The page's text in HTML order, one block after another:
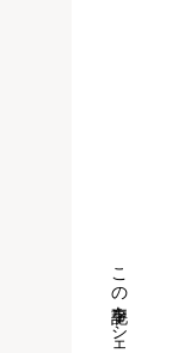
この記事をシェア